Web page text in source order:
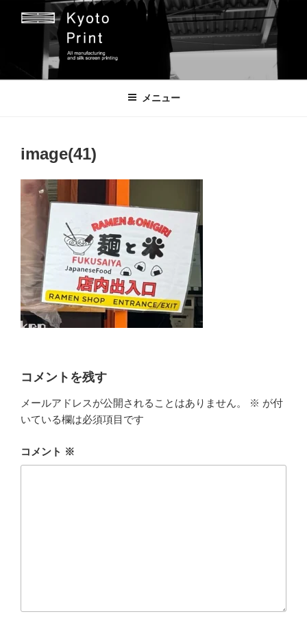
京都プリント
京都市のオリジナルプリント会社
メニュー
image(41)
コメントを残す
メールアドレスが公開されることはありません。 ※ が付
いている欄は必須項目です
コメント ※